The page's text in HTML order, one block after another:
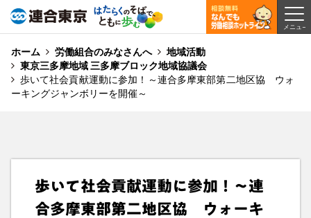
ホーム 労働組合のみなさんへ
地域活動
東京三多摩地域 三多摩ブロック地域協議会
歩いて社会貢献運動に参加！～連合多摩東部第二地区協 ウォ
ーキングジャンボリーを開催～
歩いて社会貢献運動に参加！～連
合多摩東部第二地区協 ウォーキ